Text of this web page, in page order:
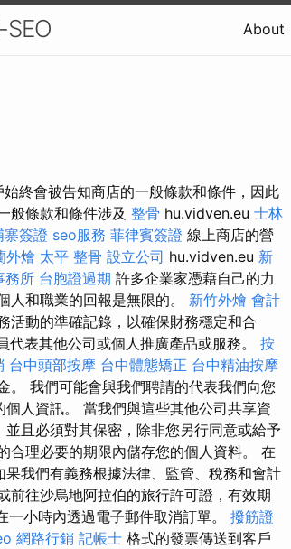
About
終會被告知商店的一般條款和條件，因此
般條款和條件涉及 整骨 hu.vidven.eu 士林
寨簽證 seo服務 菲律賓簽證 線上商店的營
外燴 太平 整骨 設立公司 hu.vidven.eu 新
務所 台胞證過期 許多企業家憑藉自己的力
人和職業的回報是無限的。 新竹外燴 會計
活動的準確記錄，以確保財務穩定和合
代表其他公司或個人推廣產品或服務。 按
台中頭部按摩 台中體態矯正 台中精油按摩
。 我們可能會與我們聘請的代表我們向您
人資訊。 當我們與這些其他公司共享資
且必須對其保密，除非您另行同意或給予
合理必要的期限內儲存您的個人資料。 在
我們有義務根據法律、監管、稅務和會計
前往沙烏地阿拉伯的旅行許可證，有效期
小時內透過電子郵件取消訂單。 撥筋證
網路行銷 記帳士 格式的發票傳送到客戶